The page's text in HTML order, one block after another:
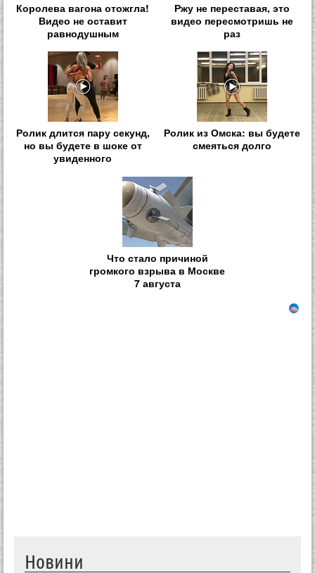
Королева вагона отожгла!
Видео не оставит
равнодушным
Ржу не переставая, это
видео пересмотришь не
раз
Ролик длится пару секунд,
но вы будете в шоке от
увиденного
Ролик из Омска: вы будете
смеяться долго
Что стало причиной
громкого взрыва в Москве
7 августа
Новини